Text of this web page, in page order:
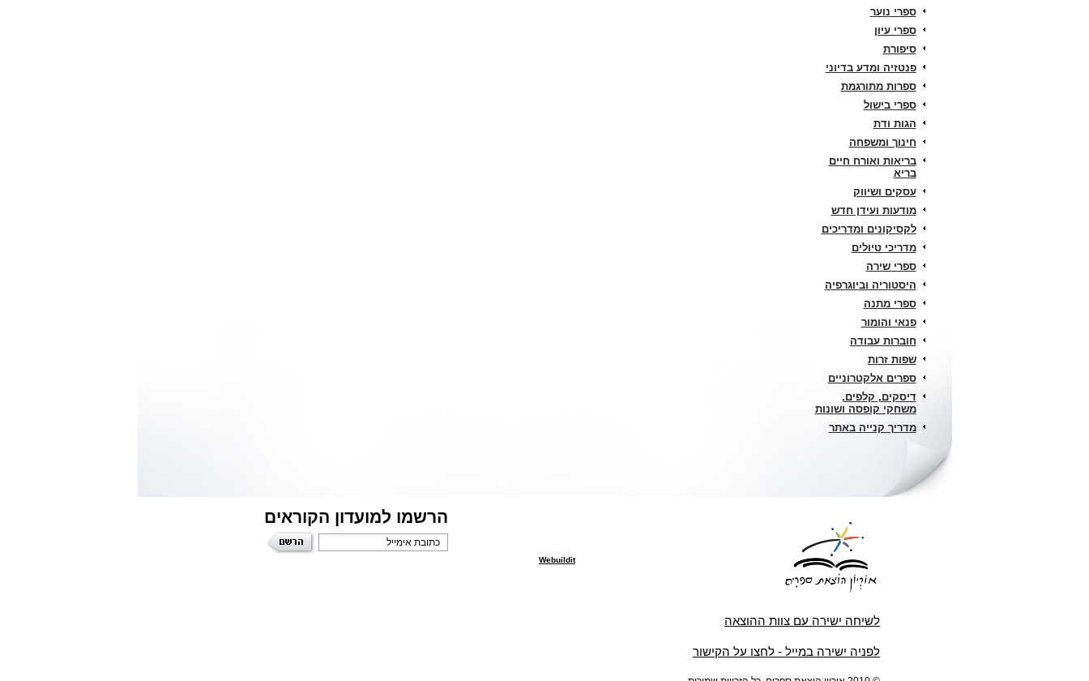
ספרי נוער
ספרי עיון
סיפורת
פנטזיה ומדע בדיוני
ספרות מתורגמת
ספרי בישול
הגות ודת
חינוך ומשפחה
בריאות ואורח חיים
בריא
עסקים ושיווק
מודעות ועידן חדש
לקסיקונים ומדריכים
מדריכי טיולים
ספרי שירה
היסטוריה וביוגרפיה
ספרי מתנה
פנאי והומור
חוברות עבודה
שפות זרות
ספרים אלקטרוניים
דיסקים, קלפים,
משחקי קופסה ושונות
מדריך קנייה באתר
הרשמו למועדון הקוראים
לשיחה ישירה עם צוות ההוצאה
לפניה ישירה במייל - לחצו על הקישור
Webuildit